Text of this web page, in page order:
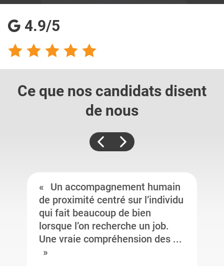
4.9/5
Ce que nos candidats disent
de nous
Un accompagnement humain
de proximité centré sur l’individu
qui fait beaucoup de bien
lorsque l’on recherche un job.
Une vraie compréhension des ...